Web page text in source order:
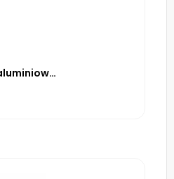
THERMOVAL taśma aluminiowa samoprzylepna, 48 mm, rolka 45 m